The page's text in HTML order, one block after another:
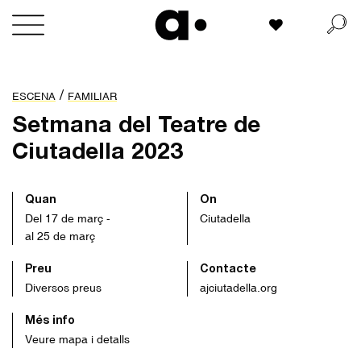
Skip
La meva llista
ESCENA / FAMILIAR
Setmana del Teatre de
Ciutadella 2023
Quan
Del 17 de març -
al 25 de març
On
Ciutadella
Preu
Diversos preus
Contacte
ajciutadella.org
Més info
Veure mapa i detalls